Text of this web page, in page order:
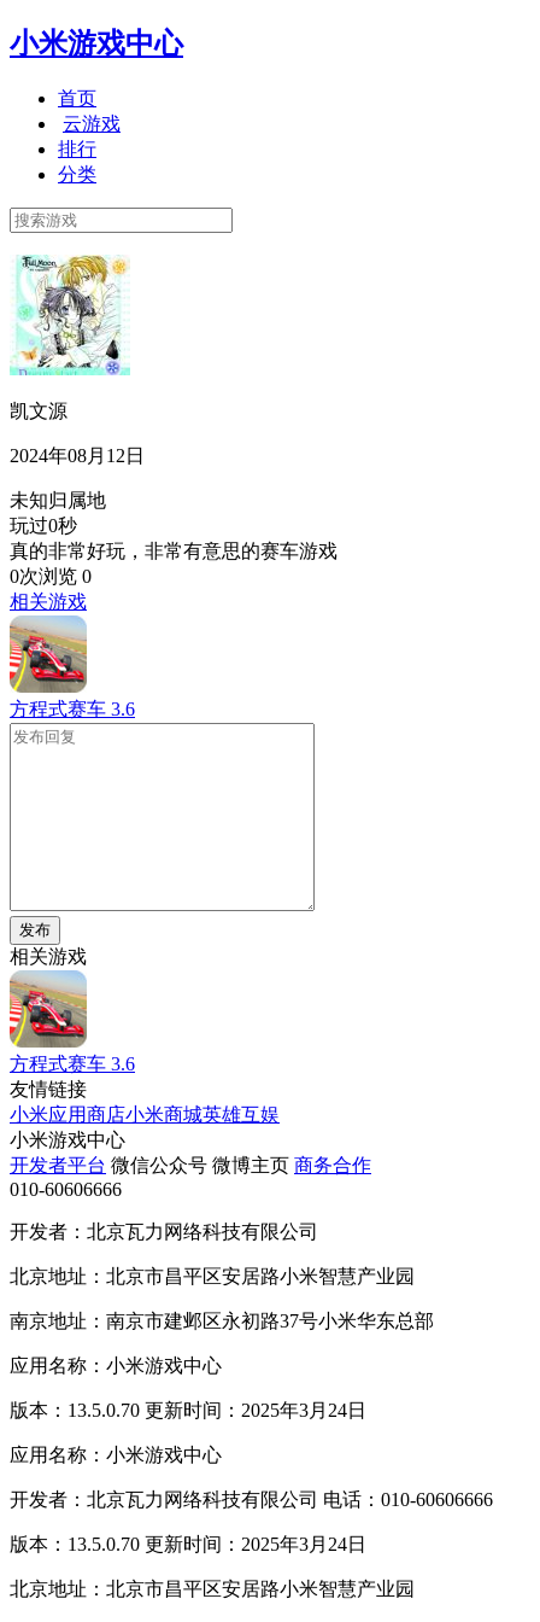
小米游戏中心
首页
云游戏
排行
分类
凯文源
2024年08月12日
未知归属地
玩过0秒
真的非常好玩，非常有意思的赛车游戏
0次浏览 0
相关游戏
方程式赛车 3.6
发布
相关游戏
方程式赛车 3.6
友情链接
小米应用商店小米商城英雄互娱
小米游戏中心
开发者平台 微信公众号 微博主页 商务合作
010-60606666
开发者：北京瓦力网络科技有限公司
北京地址：北京市昌平区安居路小米智慧产业园
南京地址：南京市建邺区永初路37号小米华东总部
应用名称：小米游戏中心
版本：13.5.0.70 更新时间：2025年3月24日
应用名称：小米游戏中心
开发者：北京瓦力网络科技有限公司 电话：010-60606666
版本：13.5.0.70 更新时间：2025年3月24日
北京地址：北京市昌平区安居路小米智慧产业园